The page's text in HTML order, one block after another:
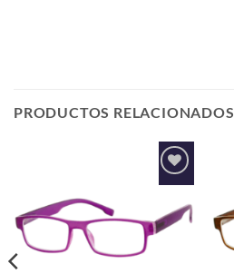
PRODUCTOS RELACIONADOS
Añadir
lista de
deseos